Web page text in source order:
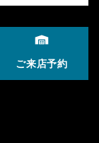
ご来店予約